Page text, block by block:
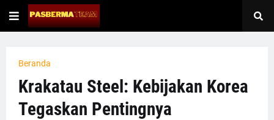
Beranda
Krakatau Steel: Kebijakan Korea
Tegaskan Pentingnya